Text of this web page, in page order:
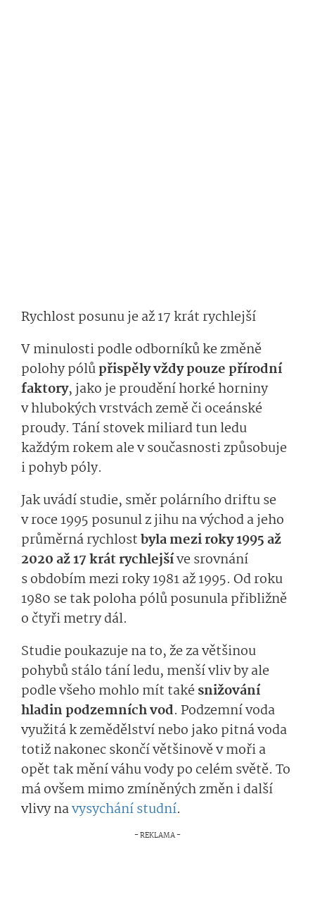
Rychlost posunu je až 17 krát rychlejší
V minulosti podle odborníků ke změně
polohy pólůpřispěly vždy pouze přírodní
faktory, jako je proudění horké horniny
v hlubokých vrstvách země či oceánské
proudy. Tání stovek miliard tun ledu
každým rokem ale v současnosti způsobuje
i pohyb póly.
Jak uvádí studie, směr polárního driftu se
v roce 1995 posunul z jihu na východ a jeho
průměrná rychlostbyla mezi roky 1995 až
2020 až 17 krát rychlejšíve srovnání
s obdobím mezi roky 1981 až 1995. Od roku
1980 se tak poloha pólů posunula přibližně
o čtyři metry dál.
Studie poukazuje na to, že za většinou
pohybů stálo tání ledu, menší vliv by ale
podle všeho mohlo mít takésnižování
hladin podzemních vod. Podzemní voda
využitá k zemědělství nebo jako pitná voda
totiž nakonec skončí většinově v moři a
opět tak mění váhu vody po celém světě. To
má ovšem mimo zmíněných změn i další
vlivy navysychání studní.